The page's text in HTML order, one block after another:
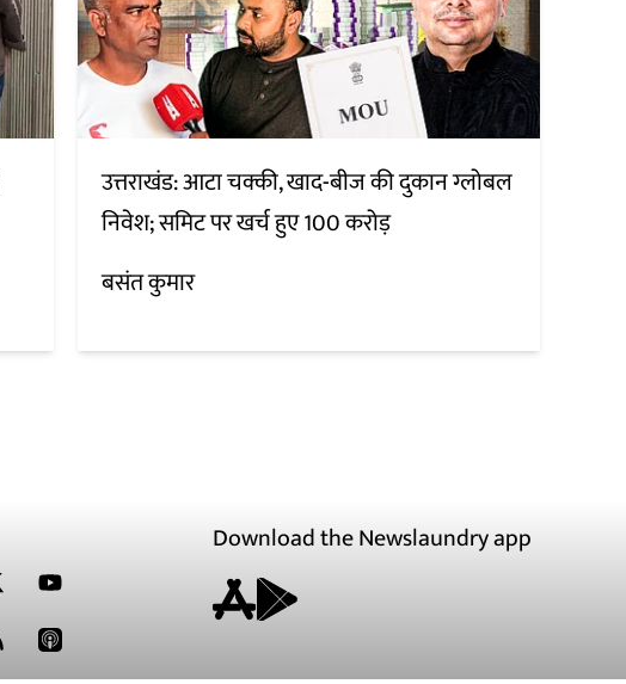
उत्तराखंड: आटा चक्की, खाद-बीज की दुकान ग्लोबल
निवेश; समिट पर खर्च हुए 100 करोड़
बसंत कुमार
Download the Newslaundry app